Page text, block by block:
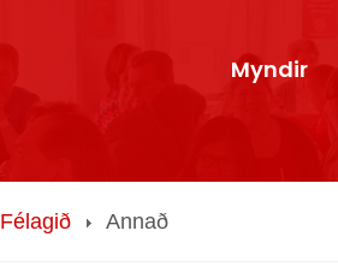
Myndir
Félagið Annað